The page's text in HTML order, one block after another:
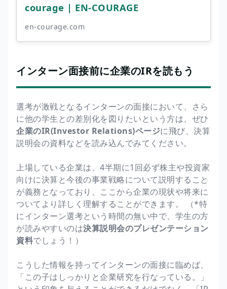
courage | EN-COURAGE
en-courage.com
インターン面接前に企業のIRを読もう
選考が激戦となるインターンの面接において、さら
に他の学生との差別化を図りたいという方は、ぜひ
企業のIR(Investor Relations)ページに飛び、決算
説明会の資料などを読み込んでみてください。
上場している企業は、4半期に1回必ず株主や投資家
向けに決算と今後の事業戦略について説明すること
が義務となっており、ここから企業の現状や将来に
ついてより詳しく理解することができます。 （*特
にインターン選考という時間の無い中で、学生の方
が読みやすいのは決算説明会のプレゼンテーション
資料でしょう！）
こうした情報を持ってインターンの面接に臨めば、
「この子はしっかりと企業研究を行なっている。」